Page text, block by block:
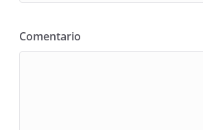
Comentario